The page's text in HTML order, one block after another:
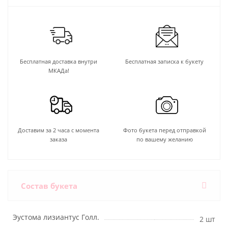
Бесплатная доставка внутри
МКАДа!
Бесплатная записка к букету
Доставим за 2 часа с момента
заказа
Фото букета перед отправкой
по вашему желанию
Состав букета
Эустома лизиантус Голл.
2 шт